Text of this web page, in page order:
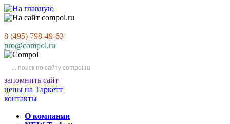
8 (495) 798-49-63
pro@compol.ru
запомнить сайт
цены на Таркетт
контакты
О компании